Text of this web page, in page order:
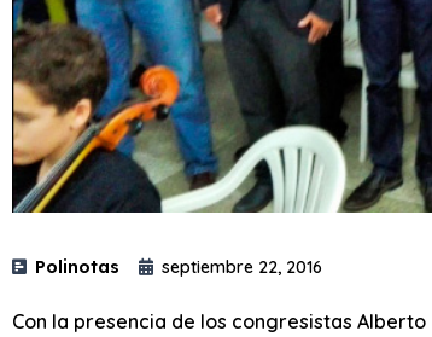
Polinotas septiembre 22, 2016
Con la presencia de los congresistas